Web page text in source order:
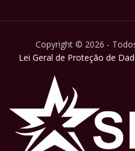
Copyright © 2026 -
Lei Geral de Proteção de